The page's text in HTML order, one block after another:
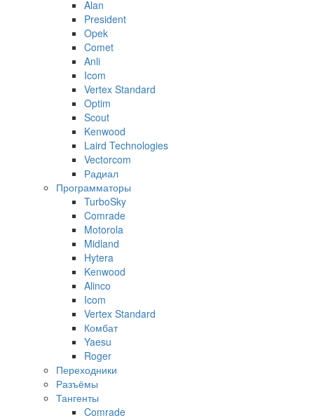
Alan
President
Opek
Comet
Anli
Icom
Vertex Standard
Optim
Scout
Kenwood
Laird Technologies
Vectorcom
Радиал
Программаторы
TurboSky
Comrade
Motorola
Midland
Hytera
Kenwood
Alinco
Icom
Vertex Standard
Комбат
Yaesu
Roger
Переходники
Разъёмы
Тангенты
Comrade